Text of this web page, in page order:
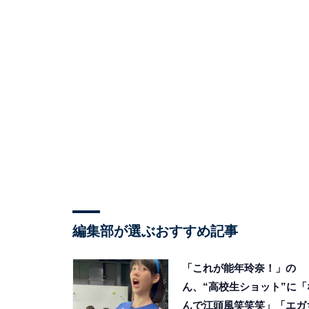
編集部が選ぶおすすめ記事
「これが能年玲奈！」の
ん、“高校生ショット”に「
んで江頭風笑笑笑」「エガ